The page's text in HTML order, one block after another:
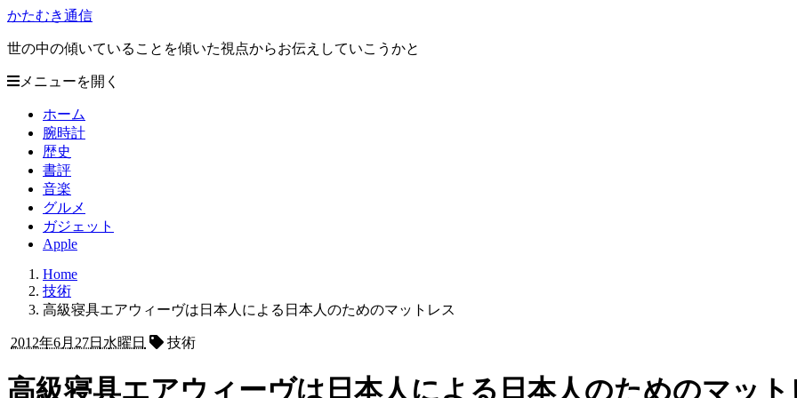
かたむき通信
世の中の傾いていることを傾いた視点からお伝えしていこうかと
メニューを開く
ホーム
腕時計
歴史
書評
音楽
グルメ
ガジェット
Apple
Home
技術
高級寝具エアウィーヴは日本人による日本人のためのマットレス
2012年6月27日水曜日 技術
高級寝具エアウィーヴは日本人による日本人のためのマッ